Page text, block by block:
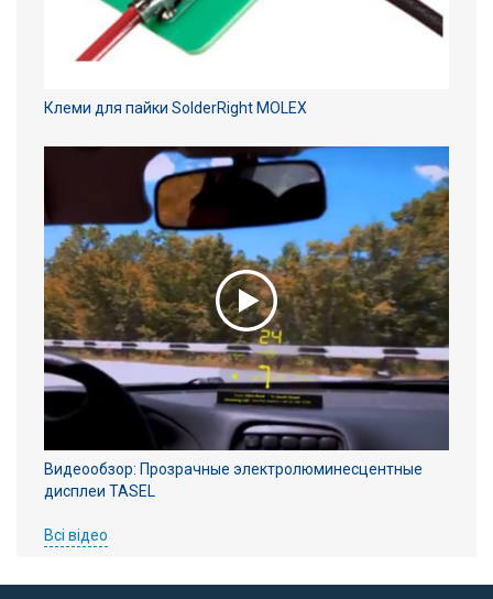
Клеми для пайки SolderRight MOLEX
Видеообзор: Прозрачные электролюминесцентные
дисплеи TASEL
Всі відео